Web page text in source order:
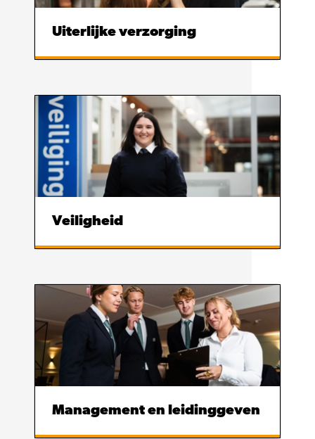
Uiterlijke verzorging
Veiligheid
Management en leidinggeven